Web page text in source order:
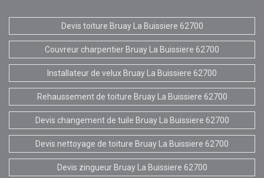
Devis toiture Bruay La Buissiere 62700
Couvreur charpentier Bruay La Buissiere 62700
Installateur de velux Bruay La Buissiere 62700
Rehaussement de toiture Bruay La Buissiere 62700
Devis changement de tuile Bruay La Buissiere 62700
Devis nettoyage de toiture Bruay La Buissiere 62700
Devis zingueur Bruay La Buissiere 62700